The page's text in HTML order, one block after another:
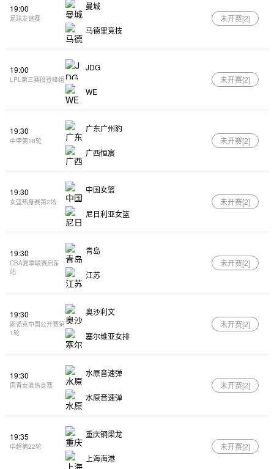
19:00
足球友谊赛
曼城
马德里竞技
未开赛[2]
19:00
LPL第三赛段登峰组
JDG
WE
未开赛[2]
19:30
中甲第18轮
广东广州豹
广西恒宸
未开赛[2]
19:30
女篮热身赛第2场
中国女篮
尼日利亚女篮
未开赛[2]
19:30
CBA夏季联赛启东
站
青岛
江苏
未开赛[2]
19:30
斯诺克中国公开赛第
1轮
奥沙利文
塞尔维亚女排
未开赛[2]
19:30
国青女篮热身赛
水原音速弹
水原音速弹
未开赛[2]
19:35
中超第22轮
重庆铜梁龙
上海海港
未开赛[2]